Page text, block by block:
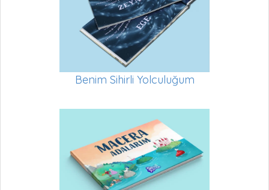
Benim Sihirli Yolculuğum